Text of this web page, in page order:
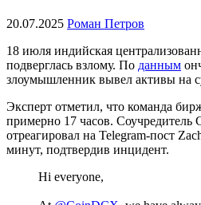
20.07.2025 Роман Петров
18 июля индийская
подверглась взлому. По данным
злоумышленник вывел активы на
Эксперт отметил, что команда
примерно 17 часов.
отреагировал на Telegram-пост
минут, подтвердив инцидент.
Hi everyone,